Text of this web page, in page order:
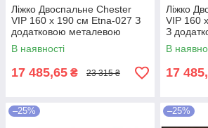
Ліжко Двоспальне Chester
VIP 160 х 190 см Etna-027 З
додатковою металевою
цільнозварною рамою
Коричневий
В наявності
17 485,65 ₴ 23 315 ₴
Ліжко
VIP 160
З
В
17
–25% –25%